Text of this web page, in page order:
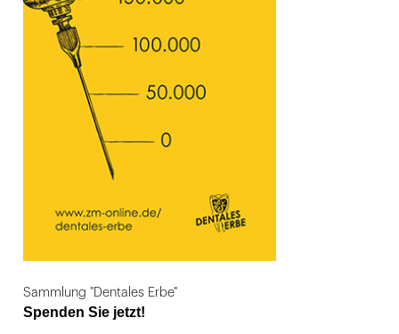
Sammlung "Dentales Erbe"
Spenden Sie jetzt!